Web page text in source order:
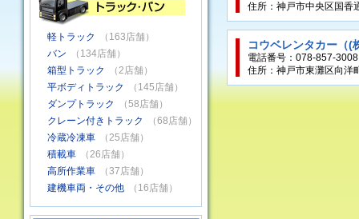
軽トラック
（163店舗）
バン
（134店舗）
箱型トラック
（2店舗）
平ボディトラック
（145店舗）
ダンプトラック
（58店舗）
クレーン付きトラック
（68店舗）
冷蔵冷凍車
（25店舗）
積載車
（26店舗）
高所作業車
（37店舗）
建機車両・その他
（16店舗）
住所：神戸市中央区国香
コウベレンタカー（
電話番号：078-857-3008
住所：神戸市東灘区向洋